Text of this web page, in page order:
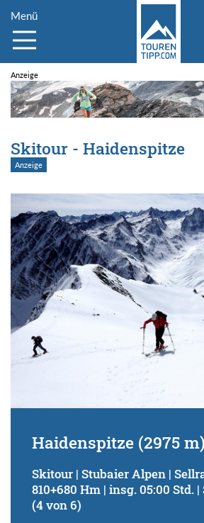
Menü
Skitour - Haidenspitze
Haidenspitze (2975 m)
Skitour | Stubaier Alpen |
810+680 Hm | insg. 05:00 Std.
(4 von 6)